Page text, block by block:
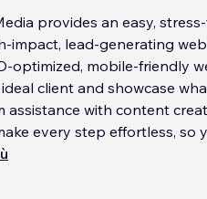
provides an easy,
lead-generating websites. We
optimized, mobile-friendly
client and showcase
assistance with content
every step effortless, so
for service-based